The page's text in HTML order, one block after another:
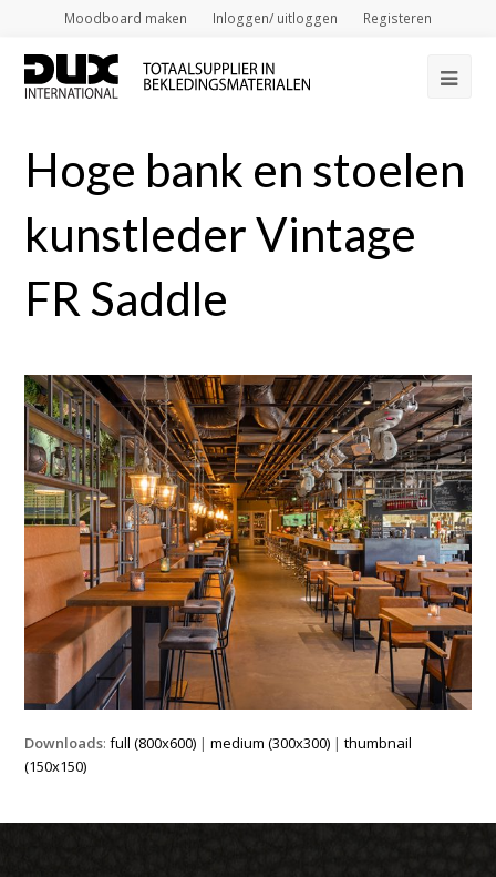
Moodboard maken Inloggen/ uitloggen Registeren
Hoge bank en stoelen
kunstleder Vintage
FR Saddle
Downloads:full (800x600) |medium (300x300) |thumbnail
(150x150)